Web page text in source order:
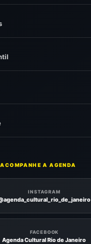
ACOMPANHE A AGENDA
INSTAGRAM
FACEBOOK
Agenda Cultural Rio de Janeiro